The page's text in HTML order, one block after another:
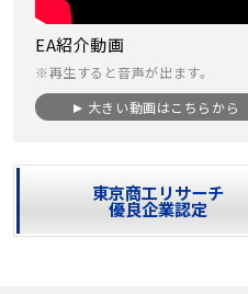
EA紹介動画
※再生すると音声が出ます。
大きい動画はこちらから
東京商工リサーチ
優良企業認定